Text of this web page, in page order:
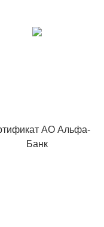
АО Альфа-
Банк